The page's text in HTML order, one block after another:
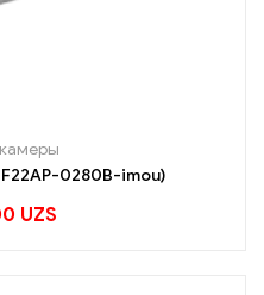
камеры
0280B-imou)
UZS